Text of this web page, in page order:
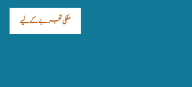
ملکی تجربے کے لیے